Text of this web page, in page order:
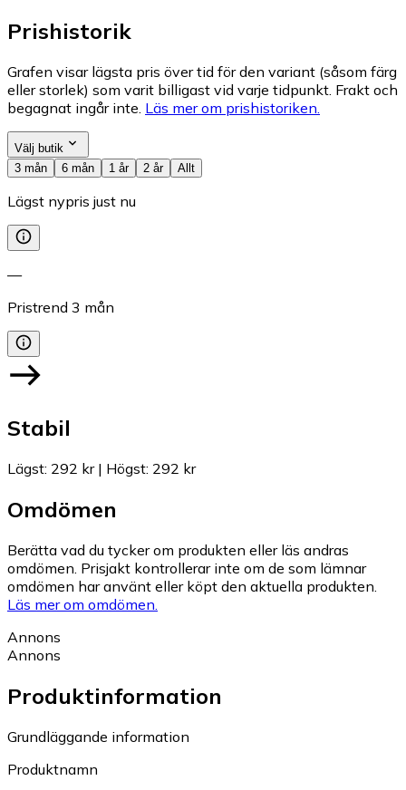
Prishistorik
Grafen visar lägsta pris över tid för den variant (såsom färg
eller storlek) som varit billigast vid varje tidpunkt. Frakt och
begagnat ingår inte. Läs mer om prishistoriken.
Välj butik
3 mån
6 mån 1 år 2 år Allt
Lägst nypris just nu
—
Pristrend 3 mån
Stabil
Lägst: 292 kr| Högst: 292 kr
Omdömen
Berätta vad du tycker om produkten eller läs andras
omdömen. Prisjakt kontrollerar inte om de som lämnar
omdömen har använt eller köpt den aktuella produkten.
Läs mer om omdömen.
Annons
Annons
Produktinformation
Grundläggande information
Produktnamn